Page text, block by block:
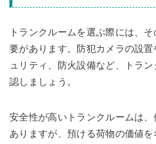
トランクルームを選ぶ際には、
要があります。防犯カメラの設
ュリティ、防火設備など、トラ
認しましょう。
安全性が高いトランクルームは
ありますが、預ける荷物の価値